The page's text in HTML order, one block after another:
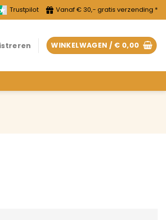
Trustpilot Vanaf € 30,- gratis verzending *
WINKELWAGEN / € 0,00